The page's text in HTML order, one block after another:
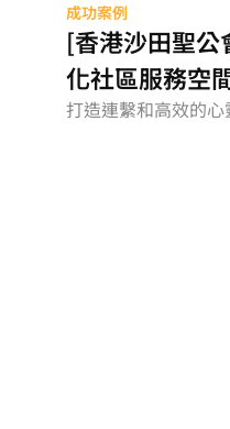
成功案例
[香港沙田聖
化社區服務空
打造連繫和高效的心